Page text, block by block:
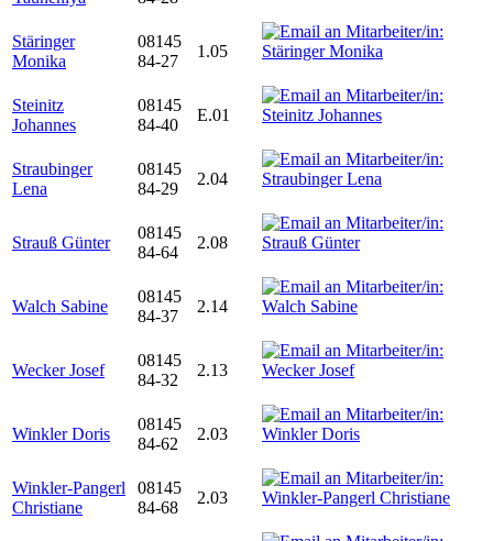
Stäringer
Monika
08145
84-27
1.05
Steinitz
Johannes
08145
84-40
E.01
Straubinger
Lena
08145
84-29
2.04
Strauß Günter
08145
84-64
2.08
Walch Sabine
08145
84-37
2.14
Wecker Josef
08145
84-32
2.13
Winkler Doris
08145
84-62
2.03
Winkler-Pangerl
Christiane
08145
84-68
2.03